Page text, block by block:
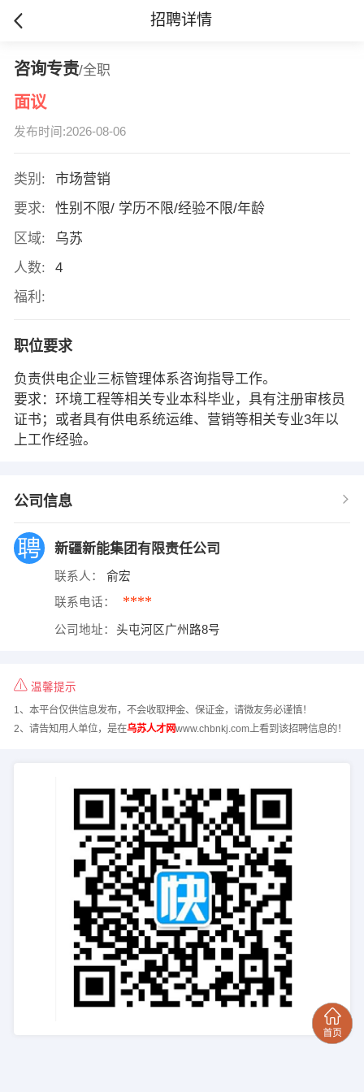
招聘详情
咨询专责/全职
面议
发布时间:2026-08-06
类别:
市场营销
要求:
性别不限/ 学历不限/经验不限/年龄
区域:
乌苏
人数:
4
福利:
职位要求
负责供电企业三标管理体系咨询指导工作。
要求：环境工程等相关专业本科毕业，具有注册审核员
证书；或者具有供电系统运维、营销等相关专业3年以
上工作经验。
公司信息
新疆新能集团有限责任公司
联系人： 俞宏
联系电话： ****
公司地址： 头屯河区广州路8号
温馨提示
1、本平台仅供信息发布，不会收取押金、保证金，请微友务必谨慎！
2、请告知用人单位，是在乌苏人才网www.chbnkj.com上看到该招聘信息的！